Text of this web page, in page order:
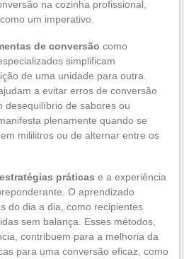
na cozinha profissional,
um imperativo.
de conversão como
simplificam
de uma unidade para outra.
a evitar erros de conversão
desequilíbrio de sabores ou
plenamente quando se
mililitros ou de alternar entre os
estratégias práticas e a experiência
O aprendizado
do dia a dia, como recipientes
sem balança. Esses métodos,
contribuem para a melhoria da
para uma conversão eficaz, como